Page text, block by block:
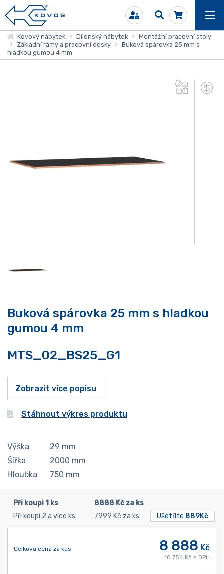
Kovový nábytek Dílenský nábytek
Montážní pracovní stoly
Základní rámy a pracovní desky
Buková spárovka 25 mm s
hladkou gumou 4 mm
Buková spárovka 25 mm s hladkou
gumou 4 mm
MTS_02_BS25_G1
Zobrazit více popisu
Stáhnout výkres produktu
Výška 29 mm
Šířka
2000 mm
Hloubka
750 mm
Při koupi 1 ks
8888 Kč za ks
Při koupi 2 a více ks
7999 Kč za ks Ušetříte 889Kč
Celková cena za kus 8 888 Kč
10 754 Kč s DPH